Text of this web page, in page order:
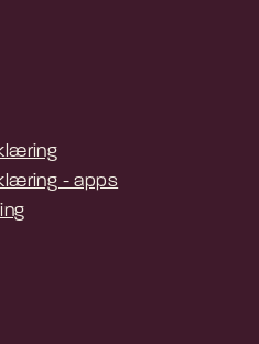
- apps